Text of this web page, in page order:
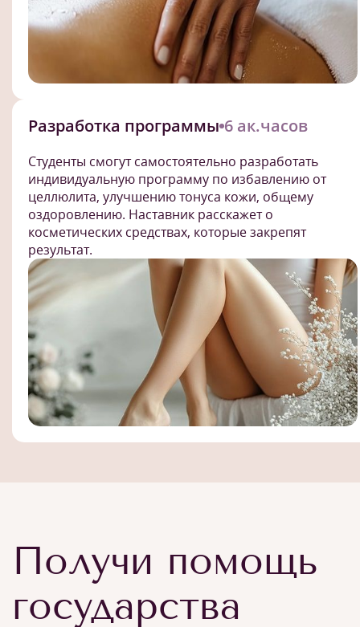
Разработка программы 6 ак.часов
Студенты смогут самостоятельно разработать
индивидуальную программу по избавлению от
целлюлита, улучшению тонуса кожи, общему
оздоровлению. Наставник расскажет о
косметических средствах, которые закрепят
результат.
Получи помощь
государства